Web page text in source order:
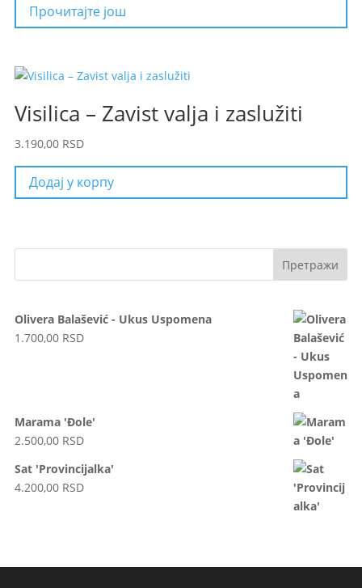
Прочитајте још
Visilica – Zavist valja i zaslužiti
3.190,00 RSD
Додај у корпу
Olivera Balašević - Ukus Uspomena
1.700,00 RSD
Marama 'Đole'
2.500,00 RSD
Sat 'Provincijalka'
4.200,00 RSD